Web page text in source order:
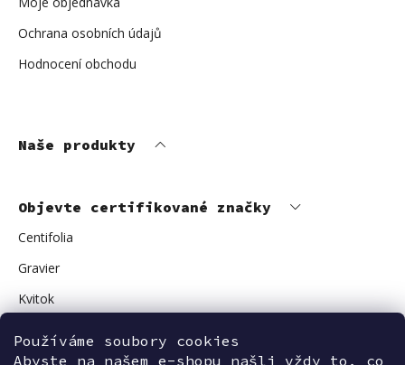
Používáme soubory cookies
Abyste na našem e-shopu našli vždy to, co
Ochrana osobních údajů
Hodnocení obchodu
Naše produkty
Objevte certifikované značky
Centifolia
Gravier
Kvitok
Avant Skincare